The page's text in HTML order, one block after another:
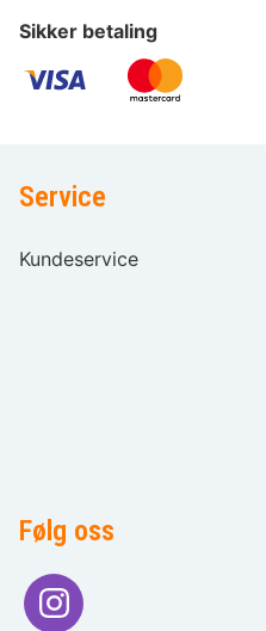
Sikker betaling
Service
Kundeservice
Følg oss